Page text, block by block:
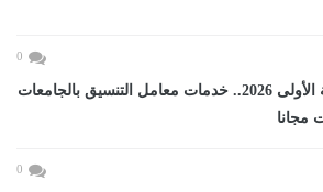
0
تنسيق المرحلة الأولى 2026.. خدمات معامل التنسيق بالجامعات
مجانا
0